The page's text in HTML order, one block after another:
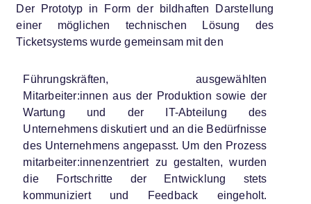
Der Prototyp in Form der bildhaften Darstellung
einer möglichen technischen Lösung des
Ticketsystems wurde gemeinsam mit den
Führungskräften, ausgewählten
Mitarbeiter:innen aus der Produktion sowie der
Wartung und der IT-Abteilung des
Unternehmens diskutiert und an die Bedürfnisse
des Unternehmens angepasst. Um den Prozess
mitarbeiter:innenzentriert zu gestalten, wurden
die Fortschritte der Entwicklung stets
kommuniziert und Feedback eingeholt.